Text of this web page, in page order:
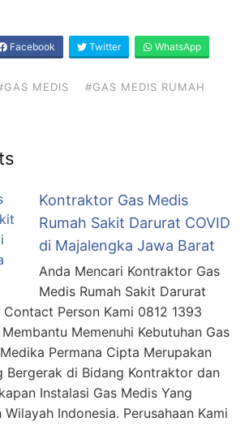
Facebook Twitter WhatsApp
MEDIS
#GAS MEDIS RUMAH
Kontraktor Gas Medis
Rumah Sakit Darurat COVID
di Majalengka Jawa Barat
Anda Mencari Kontraktor Gas
Medis Rumah Sakit Darurat
Contact Person Kami 0812 1393
Memenuhi Kebutuhan Gas
Permana Cipta Merupakan
Bergerak di Bidang Kontraktor dan
Instalasi Gas Medis Yang
Wilayah Indonesia. Perusahaan Kami